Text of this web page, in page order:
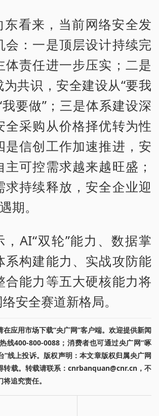
东看来，当前网络安全发
会：一是顶层设计持续完
体责任进一步压实；二是
共识，安全建设从“要我
要做”；三是体系建设深
全采购从价格择优转为性
是信创工作加速推进，安
可控需求越来越旺盛；
求持续释放，安全企业迎
期。
，AI“双轮”能力、数据掌
系构建能力、实战攻防能
合能力等五大硬核能力将
安全赛道新格局。
在应用市场下载“央广网”客户端。欢迎提供新闻
线400-800-0088；消费者也可通过央广网“啄
”线上投诉。版权声明：本文章版权归属央广网
转载。转载请联系：cnrbanquan@cnr.cn，不
追究责任。